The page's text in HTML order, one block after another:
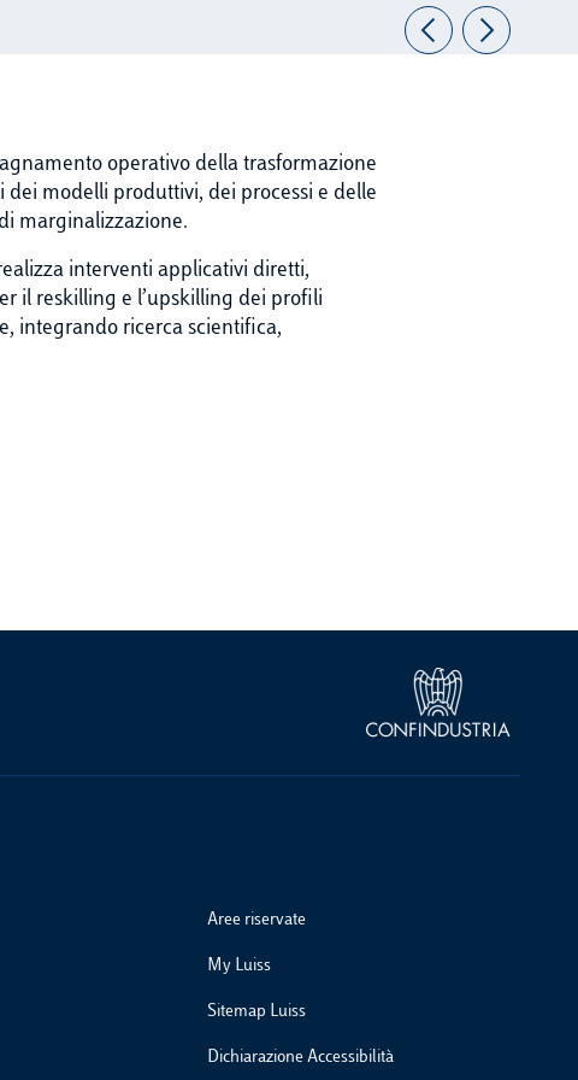
operativo della trasformazione
modelli produttivi, dei processi e delle
marginalizzazione.
interventi applicativi diretti,
il reskilling e l’upskilling dei profili
integrando ricerca scientifica,
Aree riservate
My Luiss
Sitemap Luiss
Dichiarazione Accessibilità